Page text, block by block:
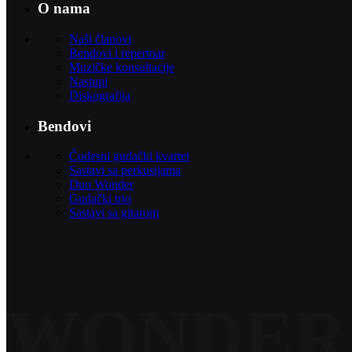
O nama
Naši članovi
Bendovi i repertoar
Muzičke konsultacije
Nastupi
Diskografija
Bendovi
Čudesni gudački kvartet
Sastavi sa perkusijama
Duo Wonder
Gudački trio
Sastavi sa gitarom